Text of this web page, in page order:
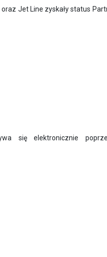
Jet Line zyskały status
się elektronicznie